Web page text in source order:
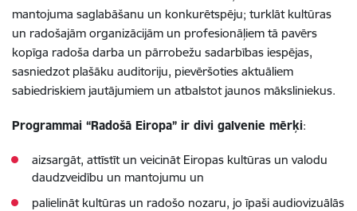
mantojuma saglabāšanu un konkurētspēju; turklāt kultūras
un radošajām organizācijām un profesionāļiem tā pavērs
kopīga radoša darba un pārrobežu sadarbības iespējas,
sasniedzot plašāku auditoriju, pievēršoties aktuāliem
sabiedriskiem jautājumiem un atbalstot jaunos māksliniekus.
Programmai “Radošā Eiropa” ir divi galvenie mērķi:
aizsargāt, attīstīt un veicināt Eiropas kultūras un valodu
daudzveidību un mantojumu un
palielināt kultūras un radošo nozaru, jo īpaši audiovizuālās